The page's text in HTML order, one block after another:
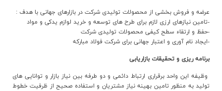
عرضه و فروش بخشي از محصولات توليدي شرکت در بازارهاي جهاني با هدف :
-تامين نيازهاي ارزي لازم براي طرح هاي توسعه و خريد لوازم يدکي و مواد
-حفظ و ارتقاء سطح کيفي محصولات توليدي شرکت
-ايجاد نام آوري و اعتبار جهاني براي شرکت فولاد مبارکه
برنامه ریزی و تحقیقات بازاریابی
وظيفه اين واحد برقراري ارتباط دائمي و دو طرفه بين نياز بازار و توانايي هاي
توليد به منظور تامين بهينه نياز مشتريان و استفاده صحيح از ظرفيت خطوط